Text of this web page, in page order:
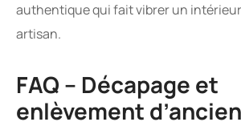
authentique qui fait vibrer un
artisan.
FAQ – Décapage et
enlèvement